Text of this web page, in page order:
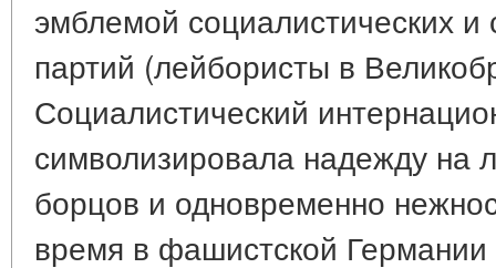
эмблемой социалистических и
партий (лейбористы в
Социалистический
символизировала надежду на
борцов и одновременно
время в фашистской Германии